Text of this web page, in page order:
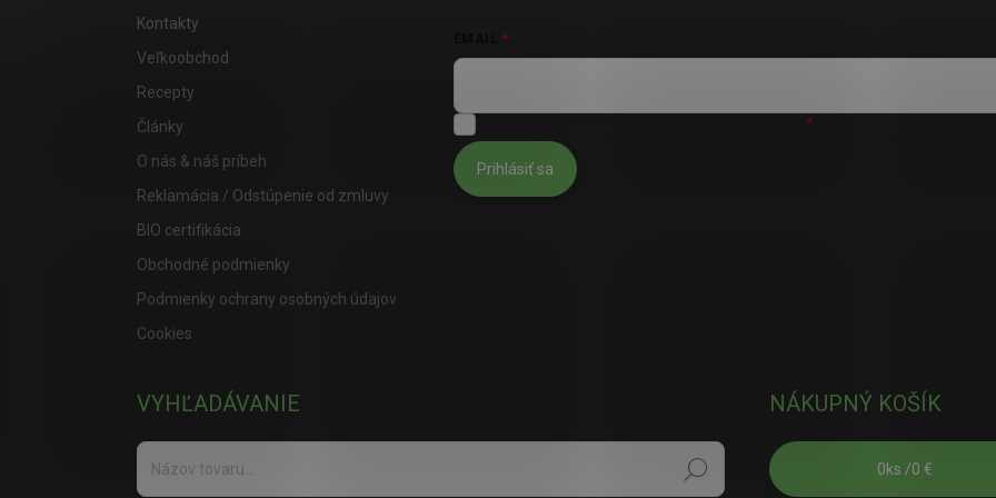
Kontakty
Veľkoobchod
Recepty
Články
O nás & náš príbeh
Reklamácia / Odstúpenie od zmluvy
BIO certifikácia
Obchodné podmienky
Podmienky ochrany osobných údajov
Cookies
Prihlásiť sa
VYHĽADÁVANIE
Hľadať
NÁKUPNÝ KOŠÍK
0ks /0 €